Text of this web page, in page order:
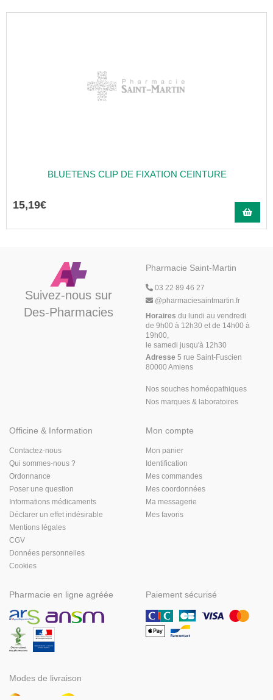
BLUETENS CLIP DE FIXATION CEINTURE
15,19€
Suivez-nous sur
Des-Pharmacies
Pharmacie Saint-Martin
03 22 89 46 27
@pharmaciesaintmartin.fr
Horaires du lundi au vendredi
de 9h00 à 12h30 et de 14h00 à
19h00,
le samedi jusqu'à 12h30
Adresse 5 rue Saint-Fuscien
80000 Amiens
Nos souches homéopathiques
Nos marques & laboratoires
Officine & Information
Contactez-nous
Qui sommes-nous ?
Ordonnance
Poser une question
Informations médicaments
Déclarer un effet indésirable
Mentions légales
CGV
Données personnelles
Cookies
Mon compte
Mon panier
Identification
Mes commandes
Mes coordonnées
Ma messagerie
Mes favoris
Pharmacie en ligne agréée Paiement sécurisé
Modes de livraison